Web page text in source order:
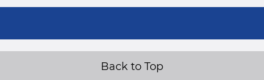
Back to Top